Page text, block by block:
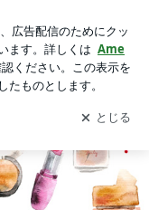
を受け取りまし
開く